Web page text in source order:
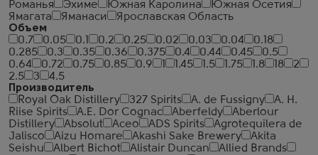
Романья
Эхиме Южная Каролина
Южная Осетия
Ямагата
Яманаси
Ярославская Область
Объем
0.7
0.05 0.1 0.2 0.25 0.02 0.03 0.04
0.18
0.285
0.3 0.35 0.36 0.375 0.4 0.44 0.45
0.5
0.64
0.72 0.75 0.85 0.9 1.45 1.5 1.75 1.8 18
2
2.5
3
4.5
Производитель
Royal Oak Distillery
327 Spirits A. de Fussigny
A. H.
Riise Spirits
A.E. Dor Cognac Aberfeldy
Aberlour
Distillery
Absolut Aceo ADS Spirits
Agrotequilera de
Jalisco
Aizu Homare Akashi Sake Brewery
Akita
Seishu
Albert Bichot Alistair Duncan Allied Brands